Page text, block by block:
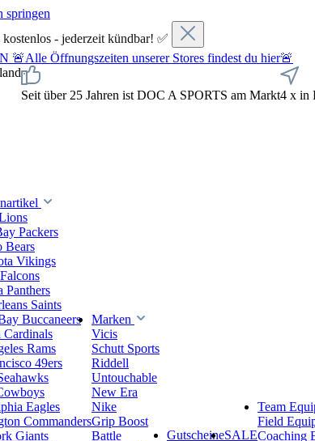
springen
- jederzeit kündbar! ✅
Öffnungszeiten unserer Stores findest du hier🚨
Seit über 25 Jahren ist DOC A SPORTS am Markt4 x in
Packers
Bears
Vikings
Panthers
Saints
Buccaneers
Cardinals
Rams
49ers
Eagles
Commanders
Giants
Marken
Vicis
Schutt Sports
Riddell
Untouchable
New Era
Nike
Grip Boost
Battle
GutscheineSALE
Team
Field
Coaching